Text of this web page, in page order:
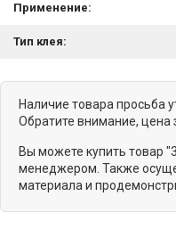
Применение:
Тип клея:
Наличие товара просьба
Обратите внимание, цена
Вы можете купить товар
менеджером. Также
материала и